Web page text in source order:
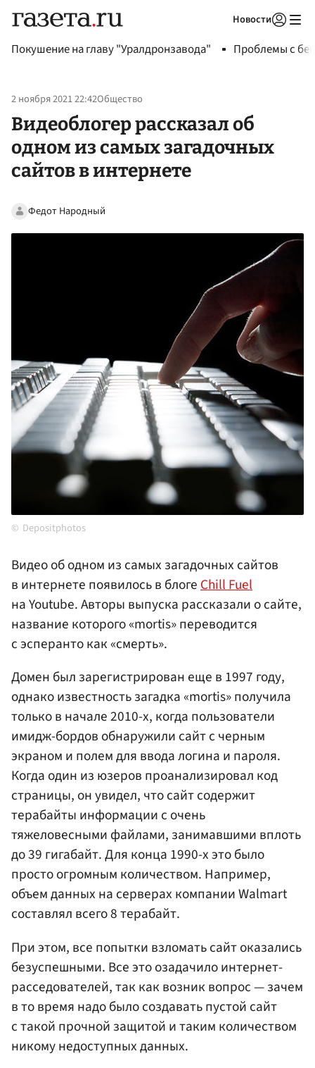
Новости
Покушение на главу "Уралдронзавода" Проблемы с
2 ноября 2021 22:42Общество
Видеоблогер рассказал об
одном из самых загадочных
сайтов в интернете
Федот Народный
Depositphotos
Видео об одном из самых загадочных сайтов
в интернете появилось в блогеChill Fuel
на Youtube. Авторы выпуска рассказали о сайте,
название которого «mortis» переводится
с эсперанто как «смерть».
Домен был зарегистрирован еще в 1997 году,
однако известность загадка «mortis» получила
только в начале 2010-х, когда пользователи
имидж-бордов обнаружили сайт с черным
экраном и полем для ввода логина и пароля.
Когда один из юзеров проанализировал код
страницы, он увидел, что сайт содержит
терабайты информации с очень
тяжеловесными файлами, занимавшими вплоть
до 39 гигабайт. Для конца 1990-х это было
просто огромным количеством. Например,
объем данных на серверах компании Walmart
составлял всего 8 терабайт.
При этом, все попытки взломать сайт оказались
безуспешными. Все это озадачило интернет-
расседователей, так как возник вопрос — зачем
в то время надо было создавать пустой сайт
с такой прочной защитой и таким количеством
никому недоступных данных.